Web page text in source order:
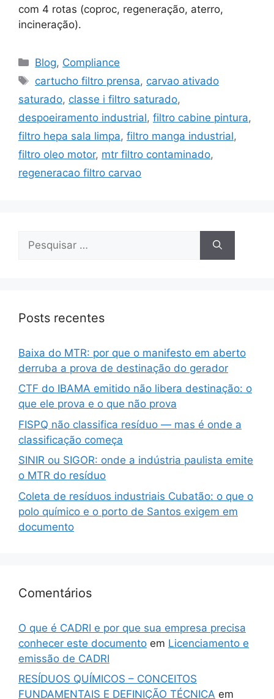
com 4 rotas (coproc, regeneração, aterro,
incineração).
Blog, Compliance
cartucho filtro prensa, carvao ativado
saturado, classe i filtro saturado,
despoeiramento industrial, filtro cabine pintura,
filtro hepa sala limpa, filtro manga industrial,
filtro oleo motor, mtr filtro contaminado,
regeneracao filtro carvao
Posts recentes
Baixa do MTR: por que o manifesto em aberto
derruba a prova de destinação do gerador
CTF do IBAMA emitido não libera destinação: o
que ele prova e o que não prova
FISPQ não classifica resíduo — mas é onde a
classificação começa
SINIR ou SIGOR: onde a indústria paulista emite
o MTR do resíduo
Coleta de resíduos industriais Cubatão: o que o
polo químico e o porto de Santos exigem em
documento
Comentários
O que é CADRI e por que sua empresa precisa
conhecer este documento em Licenciamento e
emissão de CADRI
RESÍDUOS QUÍMICOS – CONCEITOS
FUNDAMENTAIS E DEFINIÇÃO TÉCNICA em